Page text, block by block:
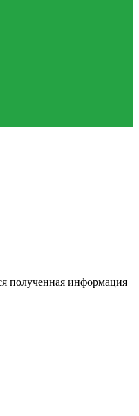
полученная информация